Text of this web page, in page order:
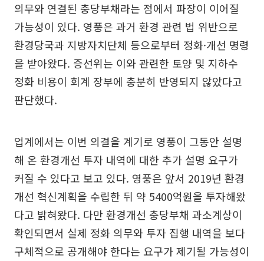
의무와 연결된 충당부채라는 점에서 파장이 이어질
가능성이 있다. 영풍은 과거 환경 관련 법 위반으로
환경당국과 지방자치단체 등으로부터 정화·개선 명령
을 받아왔다. 증선위는 이와 관련한 토양 및 지하수
정화 비용이 회계 장부에 충분히 반영되지 않았다고
판단했다.
업계에서는 이번 의결을 계기로 영풍이 그동안 설명
해 온 환경개선 투자 내역에 대한 추가 설명 요구가
커질 수 있다고 보고 있다. 영풍은 앞서 2019년 환경
개선 혁신계획을 수립한 뒤 약 5400억원을 투자해왔
다고 밝혀왔다. 다만 환경개선 충당부채 과소계상이
확인되면서 실제 정화 의무와 투자 집행 내역을 보다
구체적으로 공개해야 한다는 요구가 제기될 가능성이